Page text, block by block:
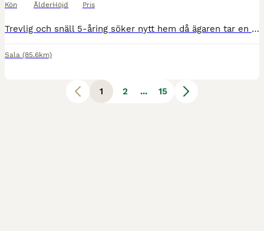
Kön ÅlderHöjd Pris
Trevlig och snäll 5-åring söker nytt hem då ägaren tar en paus från hästar. Hästen är enkel och snäll i ridningen, med viss nerv och känslighet som kan komma fram ibland. Han har hoppat bana på 80/90 cm och har kapacitet att bli en fin tävlingshäst för den som kan fortsätta utbilda honom. Han har en fin exteriör och är väl musklad. Hästen har ridits ut mycket i skogen
Sala (85.6km)
1 2 ... 15